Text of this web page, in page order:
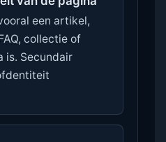
een artikel,
collectie of
is. Secundair